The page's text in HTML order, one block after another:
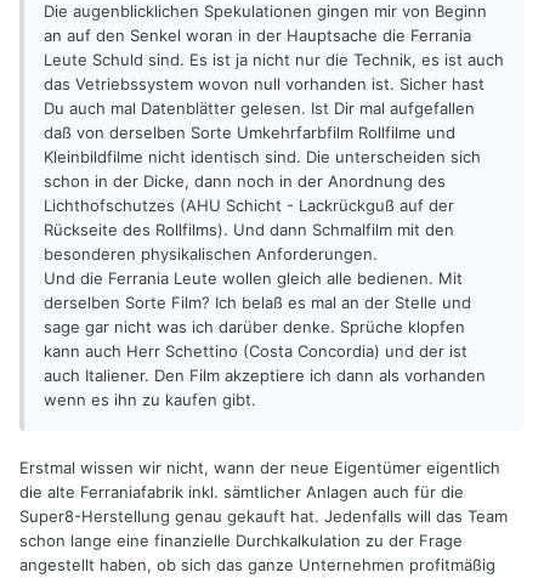
Die augenblicklichen Spekulationen gingen mir von Beginn
an auf den Senkel woran in der Hauptsache die Ferrania
Leute Schuld sind. Es ist ja nicht nur die Technik, es ist auch
das Vetriebssystem wovon null vorhanden ist. Sicher hast
Du auch mal Datenblätter gelesen. Ist Dir mal aufgefallen
daß von derselben Sorte Umkehrfarbfilm Rollfilme und
Kleinbildfilme nicht identisch sind. Die unterscheiden sich
schon in der Dicke, dann noch in der Anordnung des
Lichthofschutzes (AHU Schicht - Lackrückguß auf der
Rückseite des Rollfilms). Und dann Schmalfilm mit den
besonderen physikalischen Anforderungen.
Und die Ferrania Leute wollen gleich alle bedienen. Mit
derselben Sorte Film? Ich belaß es mal an der Stelle und
sage gar nicht was ich darüber denke. Sprüche klopfen
kann auch Herr Schettino (Costa Concordia) und der ist
auch Italiener. Den Film akzeptiere ich dann als vorhanden
wenn es ihn zu kaufen gibt.
Erstmal wissen wir nicht, wann der neue Eigentümer eigentlich
die alte Ferraniafabrik inkl. sämtlicher Anlagen auch für die
Super8-Herstellung genau gekauft hat. Jedenfalls will das Team
schon lange eine finanzielle Durchkalkulation zu der Frage
angestellt haben, ob sich das ganze Unternehmen profitmäßig